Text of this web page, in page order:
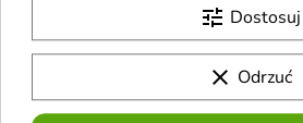
favorite_border
tune Dostosuj
clear Odrzuć